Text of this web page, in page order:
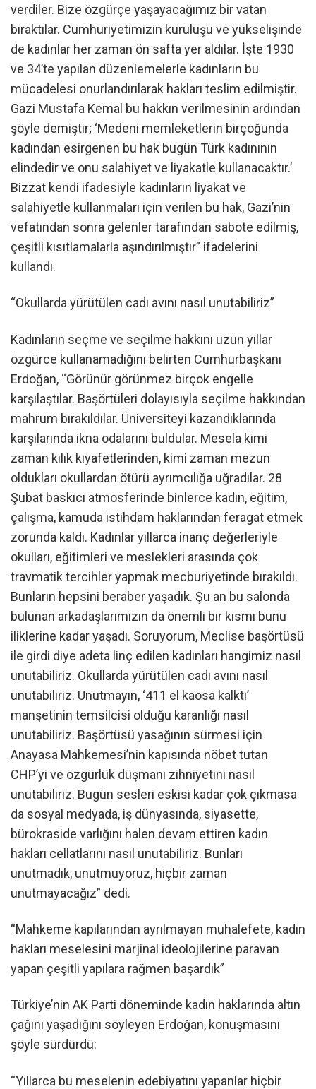
verdiler. Bize özgürçe yaşayacağımız bir vatan
bıraktılar. Cumhuriyetimizin kuruluşu ve yükselişinde
de kadınlar her zaman ön safta yer aldılar. İşte 1930
ve 34’te yapılan düzenlemelerle kadınların bu
mücadelesi onurlandırılarak hakları teslim edilmiştir.
Gazi Mustafa Kemal bu hakkın verilmesinin ardından
şöyle demiştir; ‘Medeni memleketlerin birçoğunda
kadından esirgenen bu hak bugün Türk kadınının
elindedir ve onu salahiyet ve liyakatle kullanacaktır.’
Bizzat kendi ifadesiyle kadınların liyakat ve
salahiyetle kullanmaları için verilen bu hak, Gazi’nin
vefatından sonra gelenler tarafından sabote edilmiş,
çeşitli kısıtlamalarla aşındırılmıştır” ifadelerini
kullandı.
“Okullarda yürütülen cadı avını nasıl unutabiliriz”
Kadınların seçme ve seçilme hakkını uzun yıllar
özgürce kullanamadığını belirten Cumhurbaşkanı
Erdoğan, “Görünür görünmez birçok engelle
karşılaştılar. Başörtüleri dolayısıyla seçilme hakkından
mahrum bırakıldılar. Üniversiteyi kazandıklarında
karşılarında ikna odalarını buldular. Mesela kimi
zaman kılık kıyafetlerinden, kimi zaman mezun
oldukları okullardan ötürü ayrımcılığa uğradılar. 28
Şubat baskıcı atmosferinde binlerce kadın, eğitim,
çalışma, kamuda istihdam haklarından feragat etmek
zorunda kaldı. Kadınlar yıllarca inanç değerleriyle
okulları, eğitimleri ve meslekleri arasında çok
travmatik tercihler yapmak mecburiyetinde bırakıldı.
Bunların hepsini beraber yaşadık. Şu an bu salonda
bulunan arkadaşlarımızın da önemli bir kısmı bunu
iliklerine kadar yaşadı. Soruyorum, Meclise başörtüsü
ile girdi diye adeta linç edilen kadınları hangimiz nasıl
unutabiliriz. Okullarda yürütülen cadı avını nasıl
unutabiliriz. Unutmayın, ‘411 el kaosa kalktı’
manşetinin temsilcisi olduğu karanlığı nasıl
unutabiliriz. Başörtüsü yasağının sürmesi için
Anayasa Mahkemesi’nin kapısında nöbet tutan
CHP’yi ve özgürlük düşmanı zihniyetini nasıl
unutabiliriz. Bugün sesleri eskisi kadar çok çıkmasa
da sosyal medyada, iş dünyasında, siyasette,
bürokraside varlığını halen devam ettiren kadın
hakları cellatlarını nasıl unutabiliriz. Bunları
unutmadık, unutmuyoruz, hiçbir zaman
unutmayacağız” dedi.
“Mahkeme kapılarından ayrılmayan muhalefete, kadın
hakları meselesini marjinal ideolojilerine paravan
yapan çeşitli yapılara rağmen başardık”
Türkiye’nin AK Parti döneminde kadın haklarında altın
çağını yaşadığını söyleyen Erdoğan, konuşmasını
şöyle sürdürdü:
“Yıllarca bu meselenin edebiyatını yapanlar hiçbir